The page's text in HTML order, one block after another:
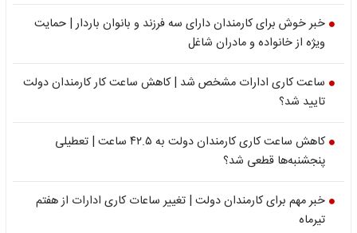
خبر خوش برای کارمندان دارای سه فرزند و بانوان باردار | حمایت
ویژه از خانواده و مادران شاغل
ساعت کاری ادارات مشخص شد | کاهش ساعت کار کارمندان دولت
تایید شد؟
کاهش ساعت کاری کارمندان دولت به ۴۲.۵ ساعت | تعطیلی
پنجشنبه‌ها قطعی شد؟
خبر مهم برای کارمندان دولت | تغییر ساعات کاری ادارات از هفتم
تیرماه